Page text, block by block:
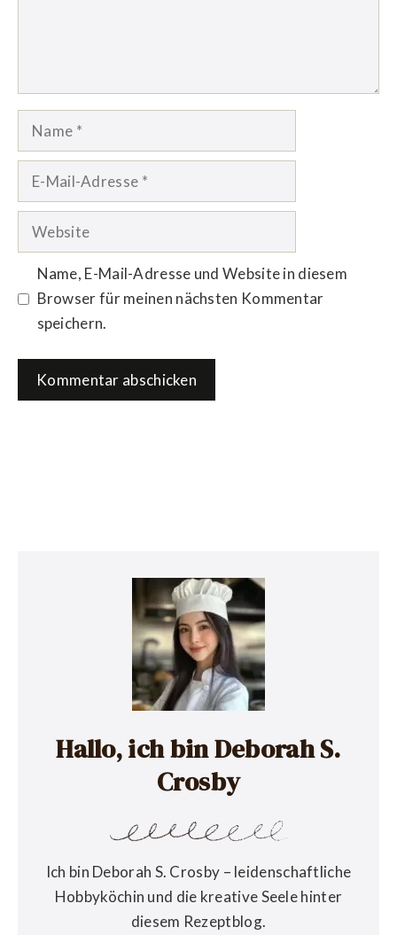
Name
Mail-
Adresse
Website
Name, E-Mail-Adresse und Website in diesem
Browser für meinen nächsten Kommentar
speichern.
Hallo, ich bin Deborah S.
Crosby
Ich bin Deborah S. Crosby – leidenschaftliche
Hobbyköchin und die kreative Seele hinter
diesem Rezeptblog.